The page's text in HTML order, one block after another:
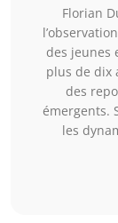
Florian
des jeunes
plus de dix
des
émergents.
les